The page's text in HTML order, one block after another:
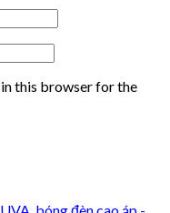
in this browser for the